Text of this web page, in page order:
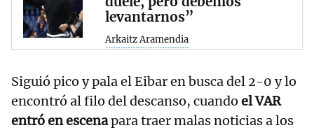
levantarnos”
Arkaitz Aramendia
Siguió pico y pala el Eibar en busca del 2-0 y lo
encontró al filo del descanso, cuando el VAR
entró en escenapara traer malas noticias a los